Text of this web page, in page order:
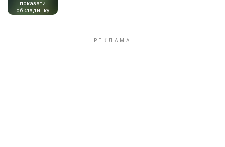
показати
обкладинку